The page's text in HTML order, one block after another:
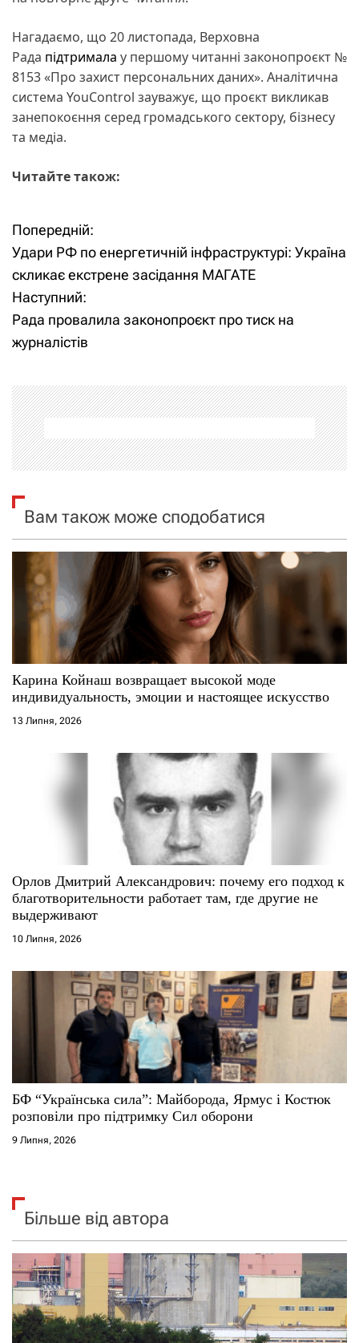
Нагадаємо, що 20 листопада, Верховна
Рада підтримала у першому читанні законопроєкт №
8153 «Про захист персональних даних». Аналітична
система YouControl зауважує, що проєкт викликав
занепокоєння серед громадського сектору, бізнесу
та медіа.
Читайте також:
Н
а
в
і
а
ц
і
я
з
с
і
Попередній:
Удари РФ по енергетичній інфраструктурі: Україна
скликає екстрене засідання МАГАТЕ
Наступний:
Рада провалила законопроєкт про тиск на
журналістів
Вам також може сподобатися
Карина Койнаш возвращает высокой моде
индивидуальность, эмоции и настоящее искусство
13 Липня, 2026
Орлов Дмитрий Александрович: почему его подход к
благотворительности работает там, где другие не
выдерживают
10 Липня, 2026
БФ “Українська сила”: Майборода, Ярмус і Костюк
розповіли про підтримку Сил оборони
9 Липня, 2026
Більше від автора